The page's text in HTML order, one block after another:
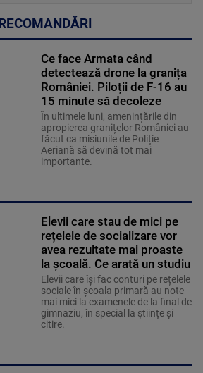
RECOMANDĂRI
Ce face Armata când
detectează drone la granița
României. Piloții de F-16 au
15 minute să decoleze
În ultimele luni, amenințările din
apropierea granițelor României au
făcut ca misiunile de Poliție
Aeriană să devină tot mai
importante.
Elevii care stau de mici pe
rețelele de socializare vor
avea rezultate mai proaste
la școală. Ce arată un studiu
Elevii care îşi fac conturi pe rețelele
sociale în școala primară au note
mai mici la examenele de la final de
gimnaziu, în special la științe și
citire.